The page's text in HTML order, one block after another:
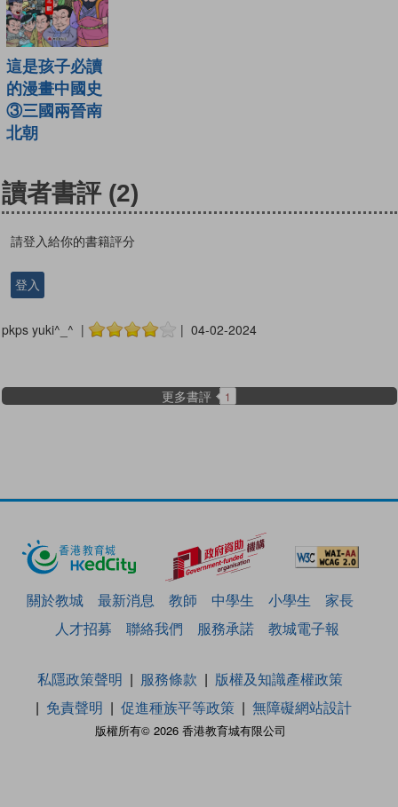
這是孩子必讀
的漫畫中國史
③三國兩晉南
北朝
讀者書評 (2)
請登入給你的書籍評分
登入
pkps yuki^_^ | | 04-02-2024
更多書評 1
關於教城 最新消息 教師 中學生 小學生
家長
人才招募
聯絡我們 服務承諾 教城電子報
版權所有© 2026 香港教育城有限公司
私隱政策聲明 服務條款
版權及知識產權政策
免責聲明
促進種族平等政策 無障礙網站設計